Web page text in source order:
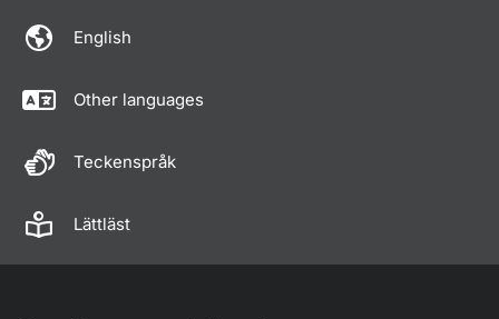
English
Other languages
Teckenspråk
Lättläst